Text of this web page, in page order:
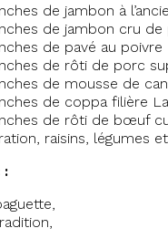
de jambon à
de jambon cru de
de pavé au poivre
de rôti de porc
de mousse de
de coppa filière
de rôti de bœuf
raisins, légumes
: